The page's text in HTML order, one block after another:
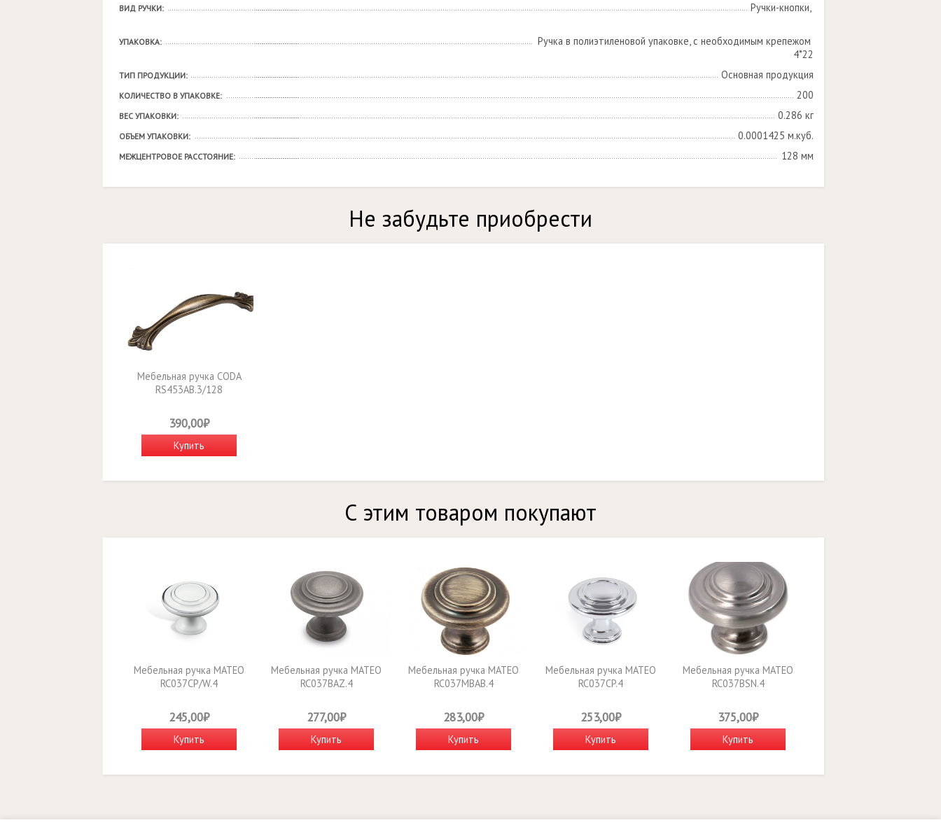
ВИД РУЧКИ: Ручки-кнопки,
УПАКОВКА:
Ручка в полиэтиленовой упаковке, с необходимым крепежом
4*22
ТИП ПРОДУКЦИИ: Основная продукция
КОЛИЧЕСТВО В УПАКОВКЕ: 200
ВЕС УПАКОВКИ: 0.286 кг
ОБЪЕМ УПАКОВКИ: 0.0001425 м.куб.
МЕЖЦЕНТРОВОЕ РАССТОЯНИЕ: 128 мм
Не забудьте приобрести
Мебельная ручка CODA
RS453AB.3/128
390,00₽
Купить
С этим товаром покупают
Мебельная ручка MATEO
RC037CP/W.4
245,00₽
Купить
Мебельная ручка MATEO
RC037BAZ.4
277,00₽
Купить
Мебельная ручка MATEO
RC037MBAB.4
283,00₽
Купить
Мебельная ручка MATEO
RC037CP.4
253,00₽
Купить
Мебельная ручка MATEO
RC037BSN.4
375,00₽
Купить